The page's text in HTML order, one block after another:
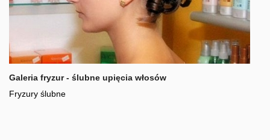
Galeria fryzur - ślubne upięcia włosów
Fryzury ślubne